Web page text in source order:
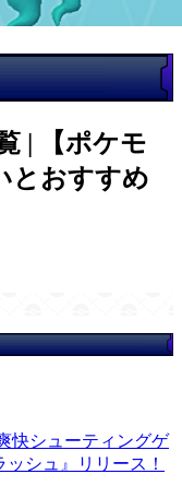
| 【ポケモ
とおすすめ
快シューティングゲ
シュ』リリース！